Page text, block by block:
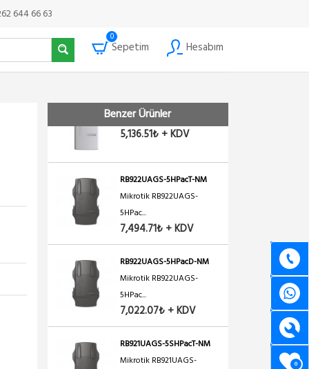
644 66 63
0
Sepetim Hesabım
0
Benzer Ürünler
Mikrotik RBD23UGS-
5HPacD...
7,200.12₺ + KDV
RB911G-5HPacD-NB
Mikrotik RB911G-5HPacD-N...
5,136.51₺ + KDV
RB922UAGS-5HPacT-NM
Mikrotik RB922UAGS-
5HPac...
7,494.71₺ + KDV
RB922UAGS-5HPacD-NM
Mikrotik RB922UAGS-
5HPac...
7,022.07₺ + KDV
RB921UAGS-5SHPacT-NM
Mikrotik RB921UAGS-